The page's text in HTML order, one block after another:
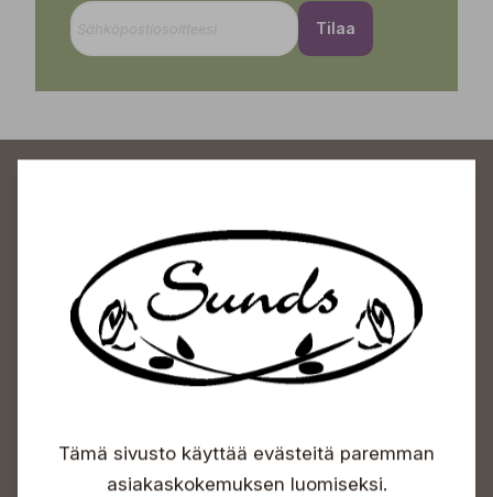
Tilaa
Sundin Puutarhakeskus
Avoinna
Info & vaihde
Tämä sivusto käyttää evästeitä paremman
asiakaskokemuksen luomiseksi.